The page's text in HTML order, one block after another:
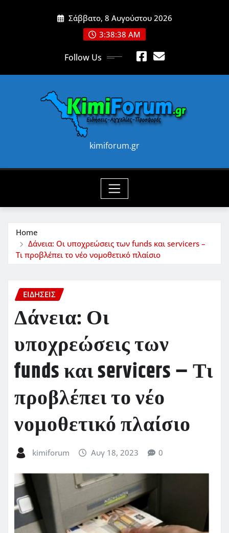
Σάββατο, 8 Αυγούστου 2026
3:38:40 AM
Follow Us
kimiforum.gr
Home
Δάνεια: Οι υποχρεώσεις των funds και servicers –
Τι προβλέπει το νέο νομοθετικό πλαίσιο
ΕΙΔΗΣΕΙΣ
Δάνεια: Οι
υποχρεώσεις των
funds και servicers – Τι
προβλέπει το νέο
νομοθετικό πλαίσιο
kimiforum Αυγ 18, 2023 0